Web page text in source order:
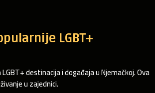
LGBT+
destinacija i događaja u Njemačkoj. Ova
u zajednici.